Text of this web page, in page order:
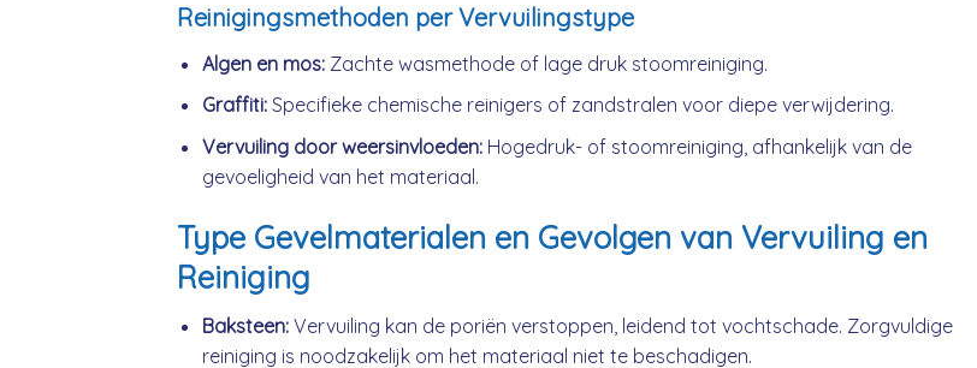
Reinigingsmethoden per Vervuilingstype
Algen en mos:Zachte wasmethode of lage druk stoomreiniging.
Graffiti:Specifieke chemische reinigers of zandstralen voor diepe verwijdering.
Vervuiling door weersinvloeden:Hogedruk- of stoomreiniging, afhankelijk van de
gevoeligheid van het materiaal.
Type Gevelmaterialen en Gevolgen van Vervuiling en
Reiniging
Baksteen:Vervuiling kan de poriën verstoppen, leidend tot vochtschade. Zorgvuldige
reiniging is noodzakelijk om het materiaal niet te beschadigen.